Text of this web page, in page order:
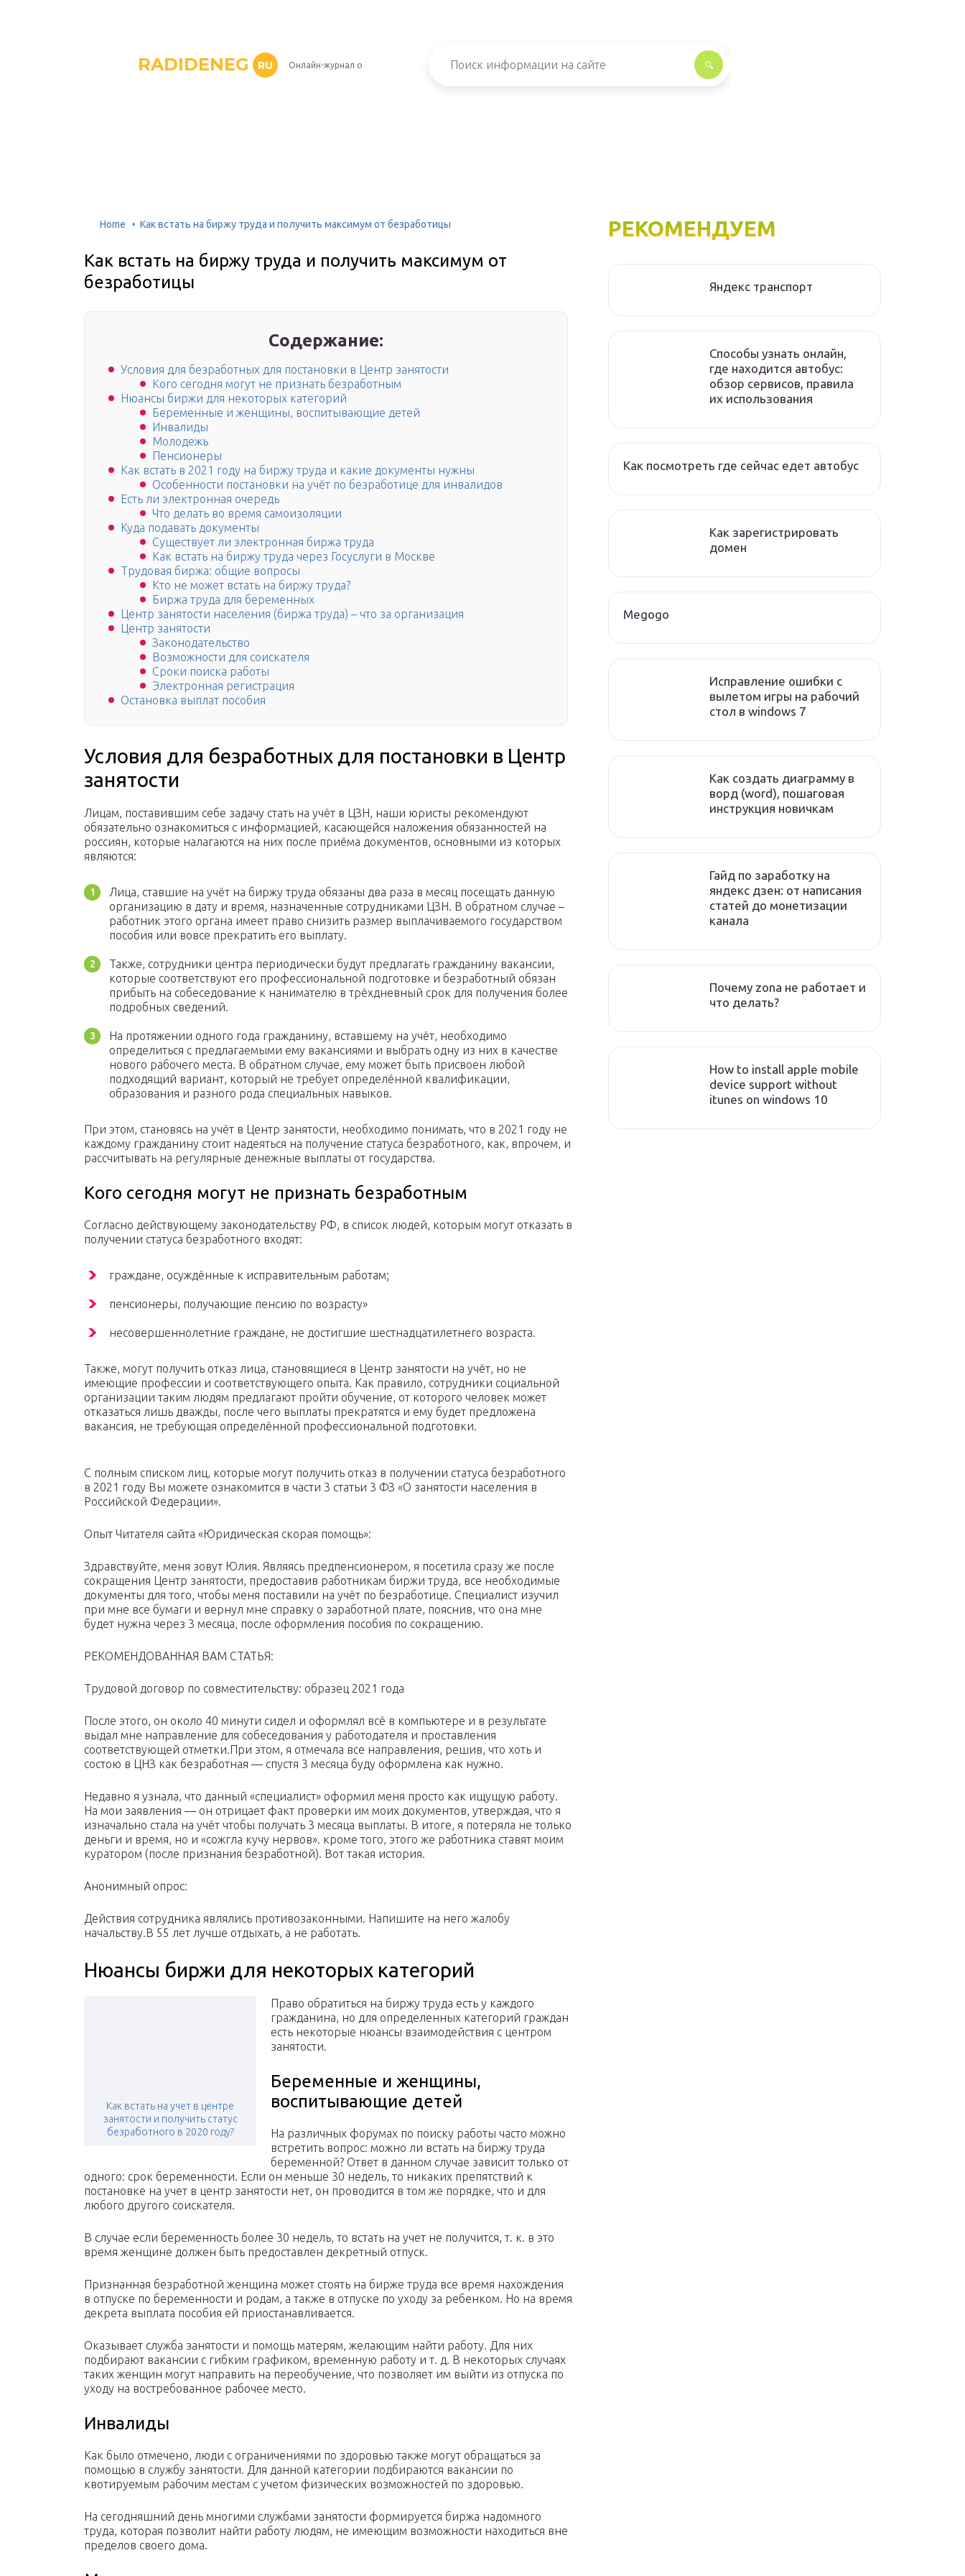
RADIDENEG RU Онлайн-журнал о
Home Как встать на биржу труда и получить максимум от безработицы
Как встать на биржу труда и получить максимум от
безработицы
Содержание:
Условия для безработных для постановки в Центр занятости
Кого сегодня могут не признать безработным
Нюансы биржи для некоторых категорий
Беременные и женщины, воспитывающие детей
Инвалиды
Молодежь
Пенсионеры
Как встать в 2021 году на биржу труда и какие документы нужны
Особенности постановки на учёт по безработице для инвалидов
Есть ли электронная очередь
Что делать во время самоизоляции
Куда подавать документы
Существует ли электронная биржа труда
Как встать на биржу труда через Госуслуги в Москве
Трудовая биржа: общие вопросы
Кто не может встать на биржу труда?
Биржа труда для беременных
Центр занятости населения (биржа труда) – что за организация
Центр занятости
Законодательство
Возможности для соискателя
Сроки поиска работы
Электронная регистрация
Остановка выплат пособия
Условия для безработных для постановки в Центр
занятости
Лицам, поставившим себе задачу стать на учёт в ЦЗН, наши юристы рекомендуют
обязательно ознакомиться с информацией, касающейся наложения обязанностей на
россиян, которые налагаются на них после приёма документов, основными из которых
являются:
Лица, ставшие на учёт на биржу труда обязаны два раза в месяц посещать данную
организацию в дату и время, назначенные сотрудниками ЦЗН. В обратном случае –
работник этого органа имеет право снизить размер выплачиваемого государством
пособия или вовсе прекратить его выплату.
Также, сотрудники центра периодически будут предлагать гражданину вакансии,
которые соответствуют его профессиональной подготовке и безработный обязан
прибыть на собеседование к нанимателю в трёхдневный срок для получения более
подробных сведений.
На протяжении одного года гражданину, вставшему на учёт, необходимо
определиться с предлагаемыми ему вакансиями и выбрать одну из них в качестве
нового рабочего места. В обратном случае, ему может быть присвоен любой
подходящий вариант, который не требует определённой квалификации,
образования и разного рода специальных навыков.
При этом, становясь на учёт в Центр занятости, необходимо понимать, что в 2021 году не
каждому гражданину стоит надеяться на получение статуса безработного, как, впрочем, и
рассчитывать на регулярные денежные выплаты от государства.
Кого сегодня могут не признать безработным
Согласно действующему законодательству РФ, в список людей, которым могут отказать в
получении статуса безработного входят:
граждане, осуждённые к исправительным работам;
пенсионеры, получающие пенсию по возрасту»
несовершеннолетние граждане, не достигшие шестнадцатилетнего возраста.
Также, могут получить отказ лица, становящиеся в Центр занятости на учёт, но не
имеющие профессии и соответствующего опыта. Как правило, сотрудники социальной
организации таким людям предлагают пройти обучение, от которого человек может
отказаться лишь дважды, после чего выплаты прекратятся и ему будет предложена
вакансия, не требующая определённой профессиональной подготовки.
С полным списком лиц, которые могут получить отказ в получении статуса безработного
в 2021 году Вы можете ознакомится в части 3 статьи 3 ФЗ «О занятости населения в
Российской Федерации».
Опыт Читателя сайта «Юридическая скорая помощь»:
Здравствуйте, меня зовут Юлия. Являясь предпенсионером, я посетила сразу же после
сокращения Центр занятости, предоставив работникам биржи труда, все необходимые
документы для того, чтобы меня поставили на учёт по безработице. Специалист изучил
при мне все бумаги и вернул мне справку о заработной плате, пояснив, что она мне
будет нужна через 3 месяца, после оформления пособия по сокращению.
РЕКОМЕНДОВАННАЯ ВАМ СТАТЬЯ:
Трудовой договор по совместительству: образец 2021 года
После этого, он около 40 минути сидел и оформлял всё в компьютере и в результате
выдал мне направление для собеседования у работодателя и проставления
соответствующей отметки.При этом, я отмечала все направления, решив, что хоть и
состою в ЦНЗ как безработная — спустя 3 месяца буду оформлена как нужно.
Недавно я узнала, что данный «специалист» оформил меня просто как ищущую работу.
На мои заявления — он отрицает факт проверки им моих документов, утверждая, что я
изначально стала на учёт чтобы получать 3 месяца выплаты. В итоге, я потеряла не только
деньги и время, но и «сожгла кучу нервов». кроме того, этого же работника ставят моим
куратором (после признания безработной). Вот такая история.
Анонимный опрос:
Действия сотрудника являлись противозаконными. Напишите на него жалобу
начальству.В 55 лет лучше отдыхать, а не работать.
Нюансы биржи для некоторых категорий
Как встать на учет в центре
занятости и получить статус
безработного в 2020 году?
Право обратиться на биржу труда есть у каждого
гражданина, но для определенных категорий граждан
есть некоторые нюансы взаимодействия с центром
занятости.
Беременные и женщины,
воспитывающие детей
На различных форумах по поиску работы часто можно
встретить вопрос: можно ли встать на биржу труда
беременной? Ответ в данном случае зависит только от
одного: срок беременности. Если он меньше 30 недель, то никаких препятствий к
постановке на учет в центр занятости нет, он проводится в том же порядке, что и для
любого другого соискателя.
В случае если беременность более 30 недель, то встать на учет не получится, т. к. в это
время женщине должен быть предоставлен декретный отпуск.
Признанная безработной женщина может стоять на бирже труда все время нахождения
в отпуске по беременности и родам, а также в отпуске по уходу за ребенком. Но на время
декрета выплата пособия ей приостанавливается.
Оказывает служба занятости и помощь матерям, желающим найти работу. Для них
подбирают вакансии с гибким графиком, временную работу и т. д. В некоторых случаях
таких женщин могут направить на переобучение, что позволяет им выйти из отпуска по
уходу на востребованное рабочее место.
Инвалиды
Как было отмечено, люди с ограничениями по здоровью также могут обращаться за
помощью в службу занятости. Для данной категории подбираются вакансии по
квотируемым рабочим местам с учетом физических возможностей по здоровью.
На сегодняшний день многими службами занятости формируется биржа надомного
труда, которая позволит найти работу людям, не имеющим возможности находиться вне
пределов своего дома.
РЕКОМЕНДУЕМ
Яндекс транспорт
Способы узнать онлайн,
где находится автобус:
обзор сервисов, правила
их использования
Как посмотреть где сейчас едет автобус
Как зарегистрировать
домен
Megogo
Исправление ошибки с
вылетом игры на рабочий
стол в windows 7
Как создать диаграмму в
ворд (word), пошаговая
инструкция новичкам
Гайд по заработку на
яндекс дзен: от написания
статей до монетизации
канала
Почему zona не работает и
что делать?
How to install apple mobile
device support without
itunes on windows 10